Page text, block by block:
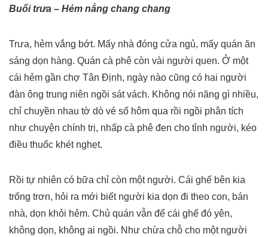
Buổi trưa – Hẻm nắng chang chang
Trưa, hẻm vắng bớt. Mấy nhà đóng cửa ngủ, mấy quán ăn
sáng dọn hàng. Quán cà phê còn vài người quen. Ở một
cái hẻm gần chợ Tân Định, ngày nào cũng có hai người
đàn ông trung niên ngồi sát vách. Không nói năng gì nhiều,
chỉ chuyền nhau tờ dò vé số hôm qua rồi ngồi phân tích
như chuyện chính trị, nhấp cà phê đen cho tỉnh người, kéo
điều thuốc khét nghẹt.
Rồi tự nhiên có bữa chỉ còn một người. Cái ghế bên kia
trống trơn, hỏi ra mới biết người kia dọn đi theo con, bán
nhà, dọn khỏi hẻm. Chủ quán vẫn để cái ghế đó yên,
không dọn, không ai ngồi. Như chừa chỗ cho một người